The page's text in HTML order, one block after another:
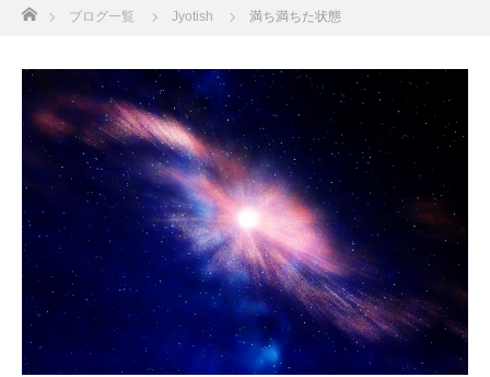
ブログ一覧 Jyotish 満ち満ちた状態